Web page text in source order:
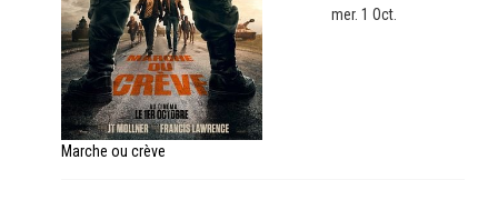
Marche ou crève
mer. 1 Oct.